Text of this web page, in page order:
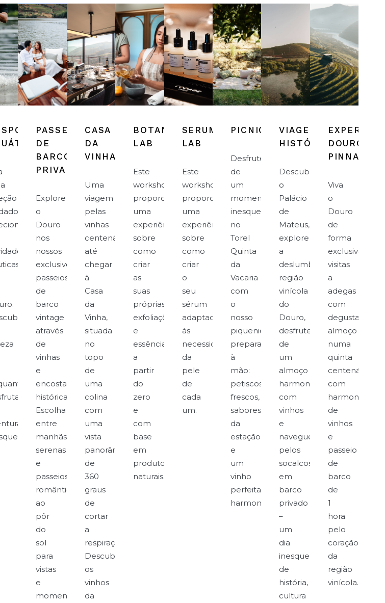
PASSEIO
DE
BARCO
PRIVADO
Explore
o
Douro
nos
nossos
exclusivos
passeios
de
barco
vintage
através
de
vinhas
e
encostas
históricas.
Escolha
entre
manhãs
serenas
e
passeios
românticos
ao
pôr
do
sol
para
vistas
e
momentos
CASA
DA
VINHA
Uma
viagem
pelas
vinhas
centenárias
até
chegar
à
Casa
da
Vinha,
situada
no
topo
de
uma
colina
com
uma
vista
panorâmica
de
360
graus
de
cortar
a
respiração.
Descubra
os
vinhos
da
BOTANICAL
LAB
Este
workshop
proporcionará
uma
experiência
sobre
como
criar
as
suas
próprias
exfoliações
e
essências
a
partir
do
zero
e
com
base
em
produtos
naturais.
SERUM
LAB
Este
workshop
proporcionará
uma
experiência
sobre
como
criar
o
seu
sérum
adaptado
às
necessidades
da
pele
de
cada
um.
PICNIC
Desfrute
de
um
momento
inesquecível
no
Torel
Quinta
da
Vacaria
com
o
nosso
piquenique
preparado
à
mão:
petiscos
frescos,
sabores
da
estação
e
um
vinho
perfeitamente
harmonizado.
VIAGEM
HISTÓRICA
Descubra
o
Palácio
de
Mateus,
explore
a
deslumbrante
região
vinícola
do
Douro,
desfrute
de
um
almoço
harmonizado
com
vinhos
e
navegue
pelos
socalcos
em
barco
privado
–
um
dia
inesquecível
de
história,
cultura
DOURO
PINNACLE
Viva
o
Douro
de
forma
exclusiva:
visitas
a
adegas
com
degustação,
almoço
numa
quinta
centenária
com
harmonização
de
vinhos
e
passeio
de
barco
de
1
hora
pelo
coração
da
região
vinícola.